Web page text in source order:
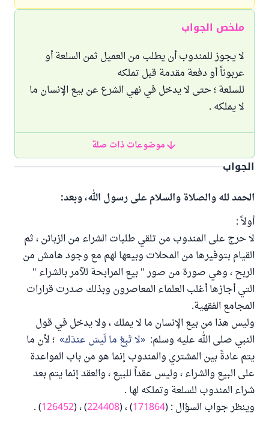
ملخص الجواب
لا يجوز للمندوب أن يطلب من العميل ثمن السلعة أو
عربوناً أو دفعة مقدمة قبل تملكه
للسلعة ؛ حتى لا يدخل في نهي الشرع عن بيع الإنسان ما
لا يملكه .
موضوعات ذات صلة
الجواب
الحمد لله والصلاة والسلام على رسول الله، وبعد:
أولاً :
لا حرج على المندوب من تلقي طلبات الشراء من الزبائن ، ثم
القيام بتوفيرها من المحلات وبيعها لهم مع وجود هامش من
الربح ، وهي صورة من صور " بيع المرابحة للآمر بالشراء "
التي أجازها أغلب العلماء المعاصرون وبذلك صدرت قرارات
المجامع الفقهية.
وليس هذا من بيع الإنسان ما لا يملك ، ولا يدخل في قول
النبي صلى الله عليه وسلم: لا تَبِعْ ما لَيسَ عندَك ؛ لأن ما
يتم عادةً بين المشتري والمندوب إنما هو من باب المواعدة
على البيع والشراء ، وليس عقداً للبيع ، والعقد إنما يتم بعد
شراء المندوب للسلعة وتملكه لها .
وينظر جواب السؤال : (171864) ، (224408) ، (126452
) .